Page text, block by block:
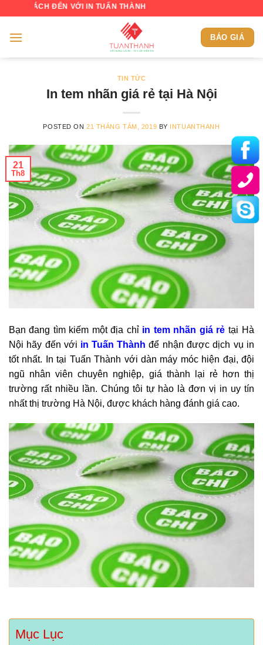
content
ĐẾN VỚI IN TUẤN THÀNH
BÁO GIÁ
TIN TỨC
In tem nhãn giá rẻ tại Hà Nội
POSTED ON21 THÁNG TÁM, 2019 BY INTUANTHANH
21
Th8
Bạn đang tìm kiếm một địa chỉ in tem nhãn giá rẻ tại Hà
Nội hãy đến với in Tuấn Thành để nhận được dịch vụ in
tốt nhất. In tại Tuấn Thành với dàn máy móc hiện đại, đội
ngũ nhân viên chuyên nghiệp, giá thành lại rẻ hơn thị
trường rất nhiều lần. Chúng tôi tự hào là đơn vị in uy tín
nhất thị trường Hà Nội, được khách hàng đánh giá cao.
Mục Lục